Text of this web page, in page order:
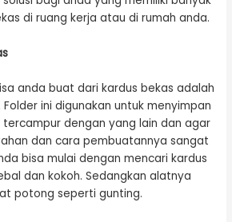
di ruang kerja atau di rumah anda.
anda buat dari kardus bekas adalah
ini digunakan untuk menyimpan
dengan yang lain dan agar
dan cara pembuatannya sangat
bisa mulai dengan mencari kardus
dan kokoh. Sedangkan alatnya
potong seperti gunting.